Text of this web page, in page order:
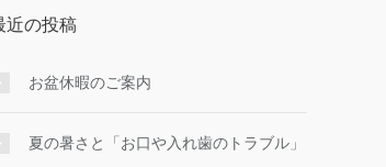
近の投稿
お盆休暇のご案内
夏の暑さと「お口や入れ歯のトラブル」